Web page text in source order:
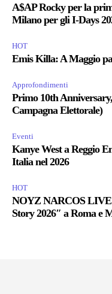
A$AP Rocky per la
Milano per gli I-Days
HOT
Emis Killa: A Maggio
Approfondimenti
Primo 10th
Campagna Elettorale)
Eventi
Kanye West a Reggio
Italia nel 2026
HOT
NOYZ NARCOS
Story 2026″ a Roma e